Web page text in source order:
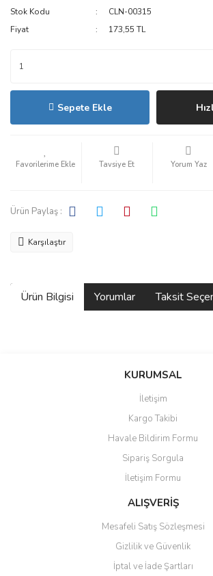
Stok Kodu
CLN-00315
Fiyat
173,55 TL
Sepete Ekle
Tavsiye Et Yorum Yaz
Ürün Paylaş :
Karşılaştır
Ürün Bilgisi Yorumlar Taksit
Bu ürüne ilk yorumu siz yapın!
Ürün resmi kalitesiz, bozuk veya
Ürün açıklamasında eksik bilgiler bulunuyor.
Ürün bilgilerinde hatalar bulunuyor.
Ürün fiyatı diğer sitelerden daha pahalı.
Bu ürüne benzer farklı alternatifler olmalı.
KURUMSAL
İletişim
Kargo Takibi
Havale Bildirim Formu
Sipariş Sorgula
İletişim Formu
ALIŞVERİŞ
Mesafeli Satış Sözleşmesi
Gizlilik ve Güvenlik
İptal ve İade Şartları